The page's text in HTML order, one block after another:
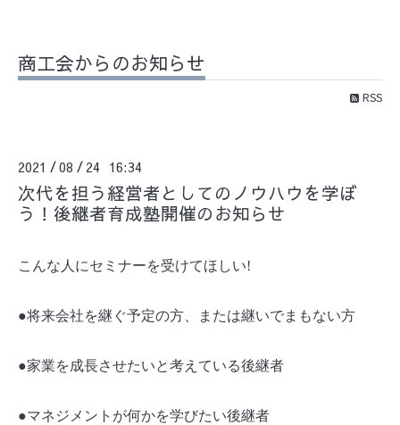
商工会からのお知らせ
RSS
2021 /08 / 24 16:34
次代を担う経営者としてのノウハウを学ぼ
う！後継者育成塾開催のお知らせ
こんな人にセミナーを受けてほしい!
●将来会社を継ぐ予定の方、または継いでまもない方
●家業を成長させたいと考えている後継者
●マネジメントが何かを学びたい後継者